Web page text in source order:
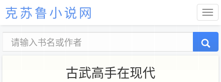
克苏鲁小说网
古武高手在现代